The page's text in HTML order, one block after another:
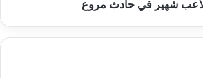
شهير في حادث مروع